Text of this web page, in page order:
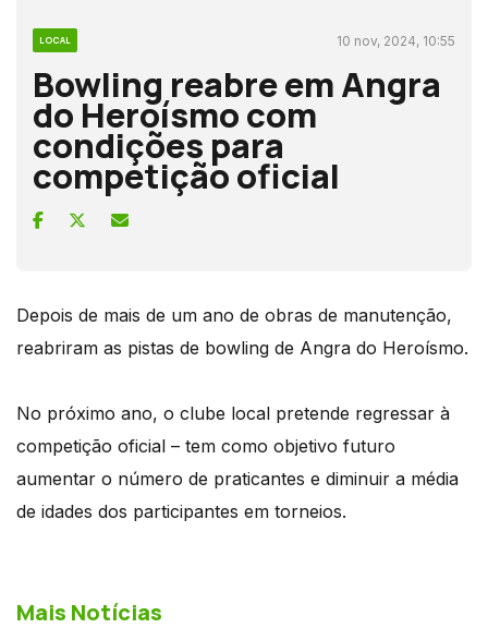
LOCAL 10 nov, 2024, 10:55
Bowling reabre em Angra
do Heroísmo com
condições para
competição oficial
Depois de mais de um ano de obras de manutenção,
reabriram as pistas de bowling de Angra do Heroísmo.
No próximo ano, o clube local pretende regressar à
competição oficial – tem como objetivo futuro
aumentar o número de praticantes e diminuir a média
de idades dos participantes em torneios.
Mais Notícias